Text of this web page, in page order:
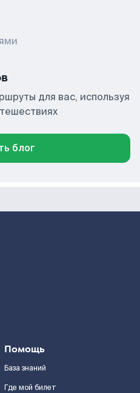
для вас, используя
блог
Помощь
База знаний
Где мой билет